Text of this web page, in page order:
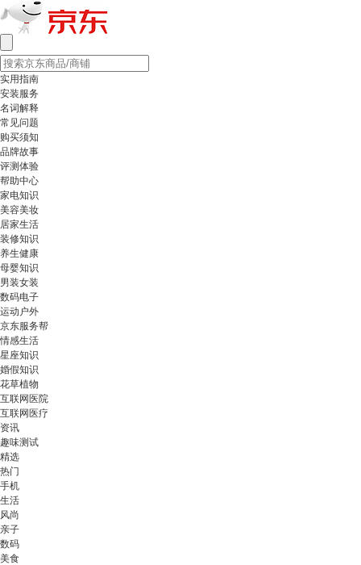
实用指南
安装服务
名词解释
常见问题
购买须知
品牌故事
评测体验
帮助中心
家电知识
美容美妆
居家生活
装修知识
养生健康
母婴知识
男装女装
数码电子
运动户外
京东服务帮
情感生活
星座知识
婚假知识
花草植物
互联网医院
互联网医疗
资讯
趣味测试
精选
热门
手机
生活
风尚
亲子
数码
美食